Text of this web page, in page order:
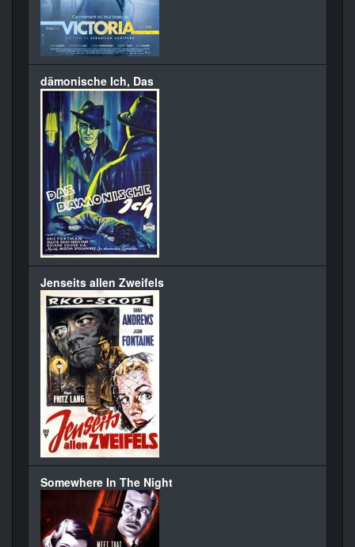
dämonische Ich, Das
Jenseits allen Zweifels
Somewhere In The Night